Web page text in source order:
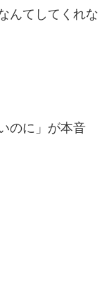
んてしてくれな
のに」が本音